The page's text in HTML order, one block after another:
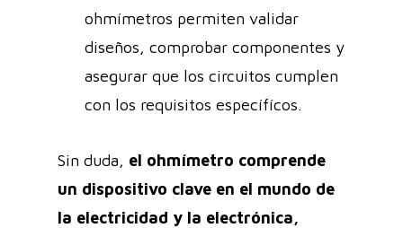
ohmímetros permiten validar
diseños, comprobar componentes y
asegurar que los circuitos cumplen
con los requisitos específícos.
Sin duda, el ohmímetro comprende
un dispositivo clave en el mundo de
la electricidad y la electrónica,